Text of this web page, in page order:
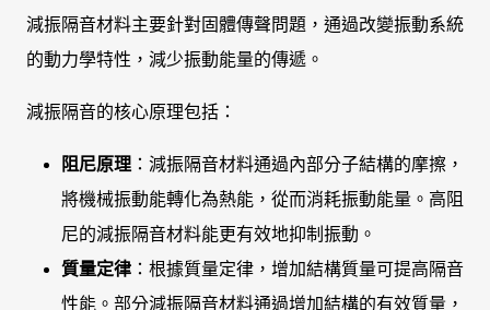
減振隔音材料主要針對固體傳聲問題，通過改變振動系統
的動力學特性，減少振動能量的傳遞。
減振隔音的核心原理包括：
阻尼原理 ：減振隔音材料通過內部分子結構的摩擦，
將機械振動能轉化為熱能，從而消耗振動能量。高阻
尼的減振隔音材料能更有效地抑制振動。
質量定律 ：根據質量定律，增加結構質量可提高隔音
性能。部分減振隔音材料通過增加結構的有效質量，